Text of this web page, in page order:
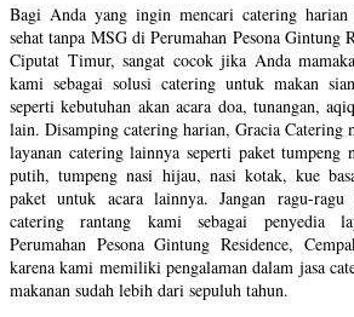
Bagi Anda yang ingin mencari catering
sehat tanpa MSG di Perumahan Pesona Gintung
Ciputat Timur, sangat cocok jika Anda
kami sebagai solusi catering untuk makan
seperti kebutuhan akan acara doa, tunangan,
lain. Disamping catering harian, Gracia Catering
layanan catering lainnya seperti paket tumpeng
putih, tumpeng nasi hijau, nasi kotak, kue
paket untuk acara lainnya. Jangan ragu-
catering rantang kami sebagai penyedia
Perumahan Pesona Gintung Residence,
karena kami memiliki pengalaman dalam jasa
makanan sudah lebih dari sepuluh tahun.